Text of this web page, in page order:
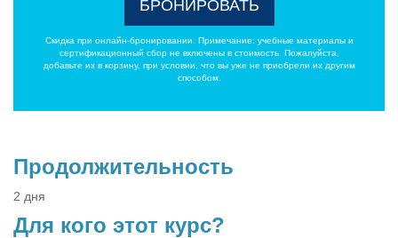
БРОНИРОВАТЬ
Скидка при онлайн-бронировании. Примечание: учебные материалы и
сертификационный сбор не включены в стоимость. Пожалуйста,
добавьте их в корзину, при условии, что вы уже не приобрели их другим
способом.
Продолжительность
2 дня
Для кого этот курс?